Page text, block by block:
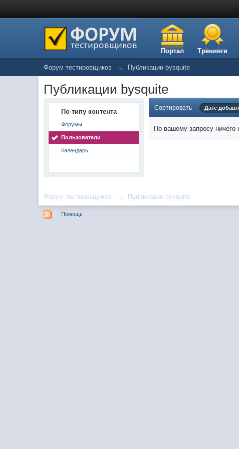
Портал Тренинги
Форум тестировщиков → Публикации bysquite
Публикации bysquite
По типу контента
Форумы
Пользователи
Календарь
Сортировать Дате
По вашему запросу ничего
Форум тестировщиков → Публикации bysquite
Помощь